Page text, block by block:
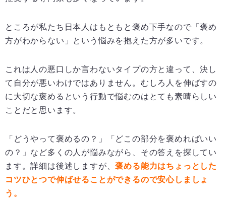
ところが私たち日本人はもともと褒め下手なので「褒め
方がわからない」という悩みを抱えた方が多いです。
これは人の悪口しか言わないタイプの方と違って、決し
て自分が悪いわけではありません。むしろ人を伸ばすの
に大切な褒めるという行動で悩むのはとても素晴らしい
ことだと思います。
「どうやって褒めるの？」「どこの部分を褒めればいい
の？」など多くの人が悩みながら、その答えを探してい
ます。詳細は後述しますが、褒める能力はちょっとした
コツひとつで伸ばせることができるので安心しましょ
う。